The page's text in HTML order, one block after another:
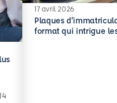
17 avril 2026
Plaques
format qui intrigue
En savoir plus